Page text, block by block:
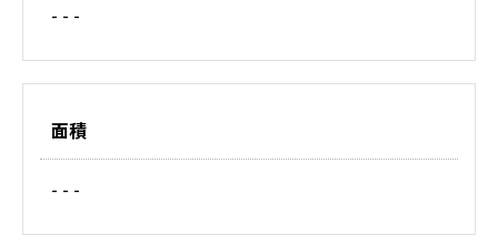
- - -
面積
- - -